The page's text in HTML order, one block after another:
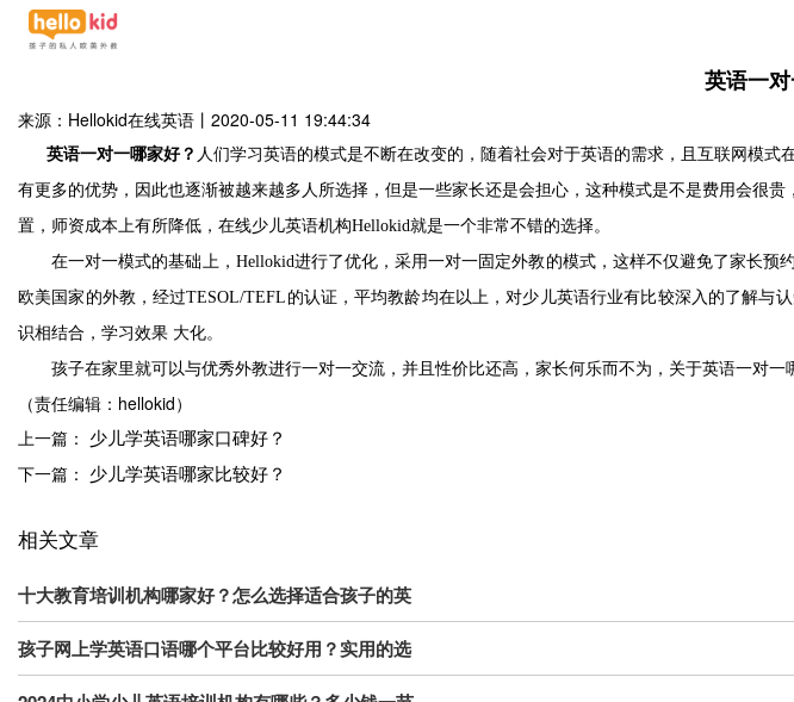
英语一对
来源：Hellokid在线英语 丨 2020-05-11 19:44:34
英语一对一哪家好？ 人们学习英语的模式是不断在改变的，随着社会对于英语的需求，且互联网模
有更多的优势，因此也逐渐被越来越多人所选择，但是一些家长还是会担心，这种模式是不是费用会很
置，师资成本上有所降低，在线少儿英语机构Hellokid就是一个非常不错的选择。
在一对一模式的基础上， Hellokid进行了优化，采用一对一固定外教的模式，这样不仅避免了家长
欧美国家的外教，经过TESOL/TEFL的认证，平均教龄均在以上，对少儿英语行业有比较深入的了解与
识相结合，学习效果 大化。
孩子在家里就可以与优秀外教进行一对一交流，并且性价比还高，家长何乐而不为，关于英语一对
（责任编辑：hellokid）
上一篇： 少儿学英语哪家口碑好？
下一篇： 少儿学英语哪家比较好？
相关文章
十大教育培训机构哪家好？怎么选择适合孩子的英
孩子网上学英语口语哪个平台比较好用？实用的选